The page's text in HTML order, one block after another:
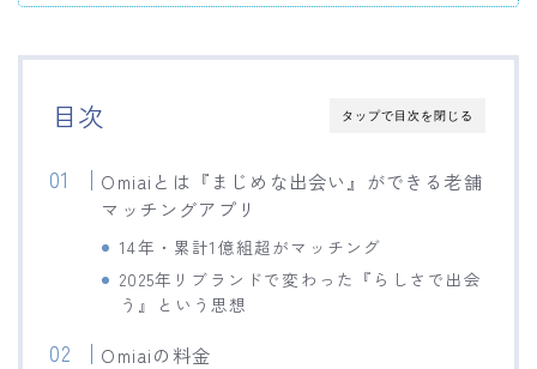
タップで目次を閉じる
目次
Omiaiとは『まじめな出会い』ができる老舗
マッチングアプリ
14年・累計1億組超がマッチング
2025年リブランドで変わった『らしさで出会
う』という思想
Omiaiの料金